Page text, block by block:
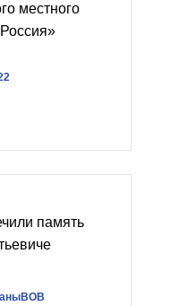
местного
память